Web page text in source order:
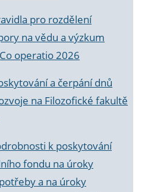
pro rozdělení
na vědu a výzkum
operatio 2026
a čerpání dnů
na Filozofické fakultě
k poskytování
fondu na úroky
a na úroky